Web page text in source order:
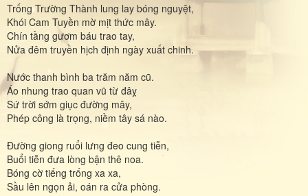
Trống Trường Thành lung lay bóng nguyệt,
Khói Cam Tuyền mờ mịt thức mây.
Chín tầng gươm báu trao tay,
Nửa đêm truyền hịch định ngày xuất chinh.
Nước thanh bình ba trăm năm cũ.
Áo nhung trao quan vũ từ đâỵ
Sứ trời sớm giục đường mây,
Phép công là trọng, niềm tây sá nào.
Đường giong ruổi lưng đeo cung tiễn,
Buổi tiễn đưa lòng bận thê noa.
Bóng cờ tiếng trống xa xa,
Sầu lên ngọn ải, oán ra cửa phòng.